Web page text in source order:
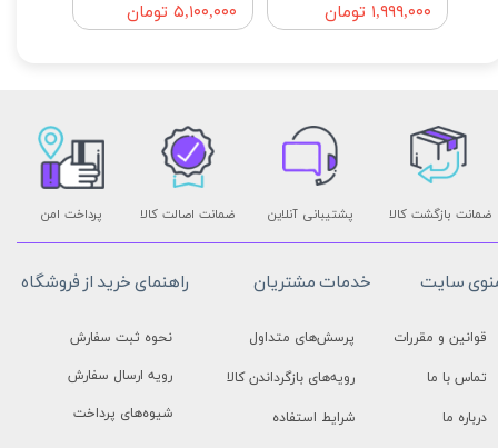
۵,۱۰۰,۰۰۰ تومان ۱,۹۹۹,۰۰۰ تومان
پشتیبانی آنلاین پرداخت امن ضمانت بازگشت کالا ضمانت اصالت کالا
راهنمای خرید از فروشگاه
نحوه ثبت سفارش
رویه ارسال سفارش
شیوه‌های پرداخت
خدمات مشتریان
پرسش‌های متداول
رویه‌های بازگرداندن کالا
شرایط استفاده
سایت
قوانین و مقررات
تماس با ما
درباره ما